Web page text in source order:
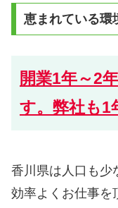
恵まれている環
開業1年～2
す。弊社も1
香川県は人口も少
効率よくお仕事を